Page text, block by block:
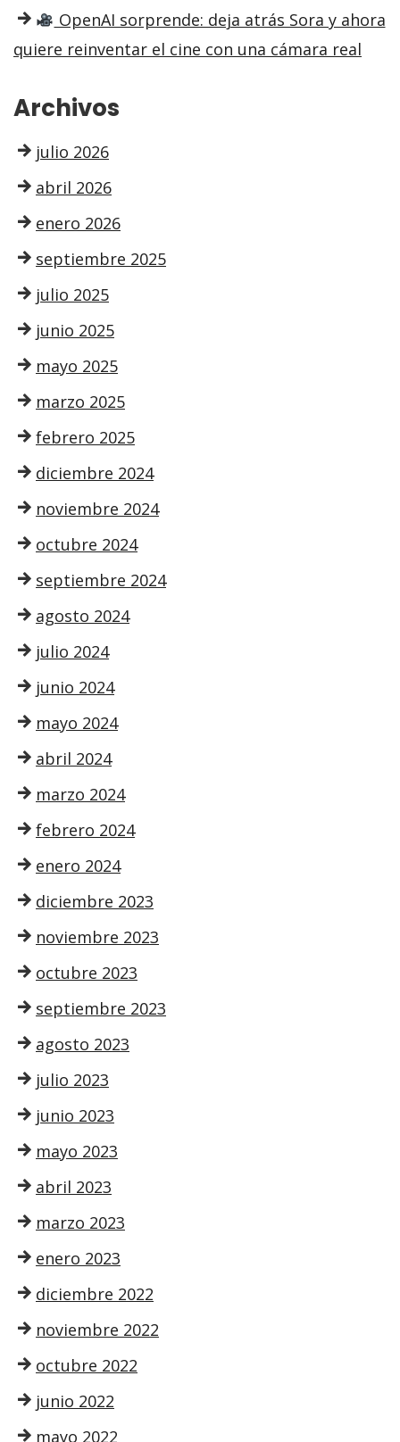
OpenAI sorprende: deja atrás Sora y ahora
quiere reinventar el cine con una cámara real
Archivos
julio 2026
abril 2026
enero 2026
septiembre 2025
julio 2025
junio 2025
mayo 2025
marzo 2025
febrero 2025
diciembre 2024
noviembre 2024
octubre 2024
septiembre 2024
agosto 2024
julio 2024
junio 2024
mayo 2024
abril 2024
marzo 2024
febrero 2024
enero 2024
diciembre 2023
noviembre 2023
octubre 2023
septiembre 2023
agosto 2023
julio 2023
junio 2023
mayo 2023
abril 2023
marzo 2023
enero 2023
diciembre 2022
noviembre 2022
octubre 2022
junio 2022
mayo 2022